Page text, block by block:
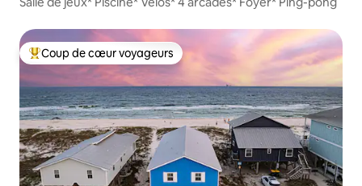
Coup de cœur voyageurs parmi les plus aimés
Coup de cœur voyageurs